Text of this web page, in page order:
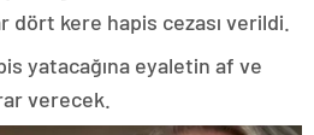
dört kere hapis cezası verildi.
yatacağına eyaletin af ve
verecek.